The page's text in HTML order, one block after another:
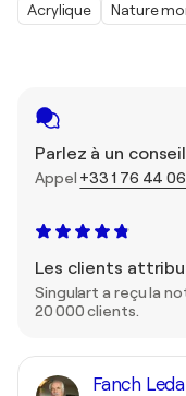
Parlez à un
Appel +33 1 76 44
Les clients
Singulart a reçu la
20 000 clients.
Fanch
Acrylique Nature